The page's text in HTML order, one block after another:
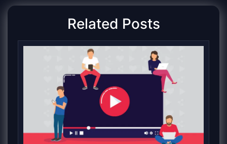
Related Posts